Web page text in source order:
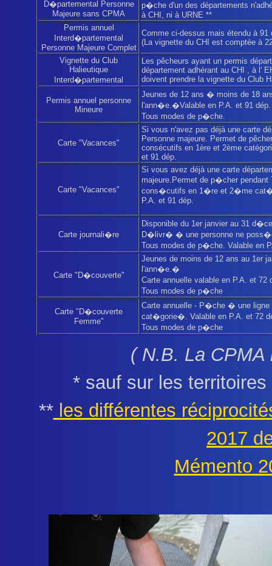
D�partemental Personne
Majeure sans CPMA
p�che d'un des départements
à CHI, ni à URNE **
Permis annuel
Interd�partemental
Personne Majeure Complet
Comme ci-dessus mais étendu à 91
(La vignette du CHI est comptée à
Vignette du Club
Halieutique
Interd�partemental
Les pêcheurs ayant un permis
département adhérant au CHI , à l'
doivent prendre la vignette du Club
Permis annuel personne
Mineure
Jeunes de 12 ans � moins de 18
l'ann�e.�Valable en P.A. et 91 dép.
Tous modes de p�che.
Carte "Vacances"
Si vous n'avez pas déjà une carte
Personne majeure. Permet de
consécutifs en 1ère et 2ème
et 91 dép.
Carte "Vacances"
Si vous avez déjà une carte
majeure.Permet de p�cher pendant
cons�cutifs en 1�re et 2�me
P.A. et 91 dép.
Carte journali�re
Disponible du 1er janvier au 31
D�livr� � une personne ne
Tous modes de p�che. Valable en
Carte "D�couverte"
Jeunes de moins de 12 ans au 1er
l'ann�e.�
Carte annuelle valable en P.A. et
Tous modes de p�che
Carte "D�couverte
Femme"
Carte annuelle - P�che � une
cat�gorie�. Valable en P.A. et 72
Tous modes de p�che
( N.B. La
* sauf sur les
**les différentes
2017
Mémento